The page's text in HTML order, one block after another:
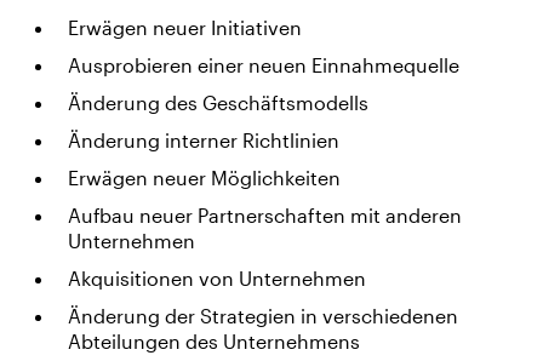
Erwägen neuer Initiativen
Ausprobieren einer neuen Einnahmequelle
Änderung des Geschäftsmodells
Änderung interner Richtlinien
Erwägen neuer Möglichkeiten
Aufbau neuer Partnerschaften mit anderen
Unternehmen
Akquisitionen von Unternehmen
Änderung der Strategien in verschiedenen
Abteilungen des Unternehmens